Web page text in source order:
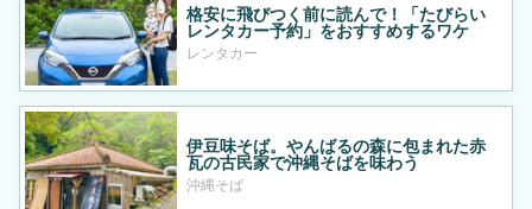
格安に飛びつく前に読んで！「たびらい
レンタカー予約」をおすすめするワケ
レンタカー
伊豆味そば。やんばるの森に包まれた赤
瓦の古民家で沖縄そばを味わう
沖縄そば